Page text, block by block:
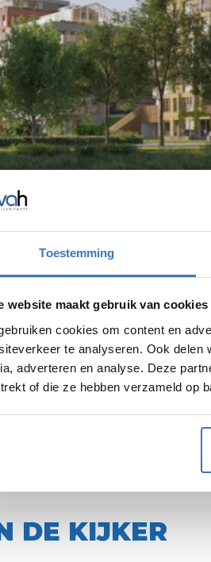
Toestemming
website maakt gebruik van cookies
cookies om content en
te analyseren. Ook
adverteren en analyse. Deze
of die ze hebben verzameld op
HEB JE ZELF
Twijfel niet en contacteer ons.
DE KIJKER